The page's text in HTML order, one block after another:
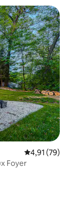
Évaluation
4,91 (79)
Foyer